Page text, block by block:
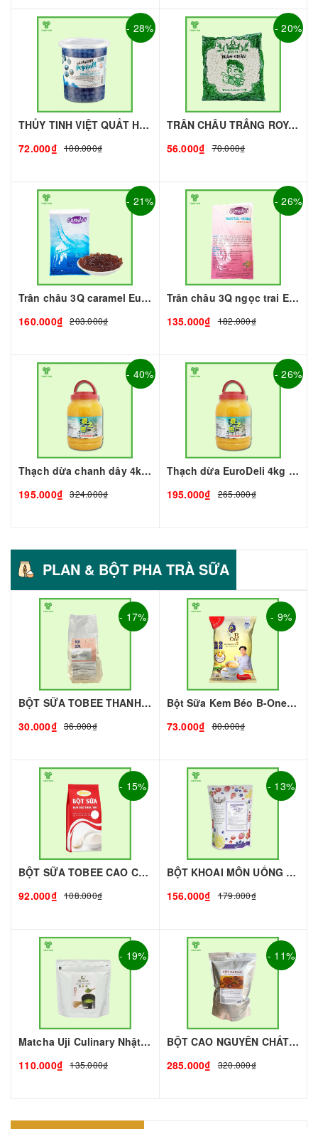
- 28%
THỦY TINH VIỆT QUẤT HÙNG CHƯƠNG - 1kg | Topping làm Trà Sữa - TOBEE FOOD
72.000₫ 100.000₫
- 20%
TRÂN CHÂU TRẮNG ROYAL - 500g - ROYAL | Topping làm Trà Sữa - TOBEE FOOD
56.000₫
70.000₫
- 21%
Trân châu 3Q caramel Eurodeli I Nguyên Liệu Pha Chế - Tobee Food
160.000₫
203.000₫
- 26%
Trân châu 3Q ngọc trai Eurodeli I Nguyên Liệu Pha Chế - Tobee Food
135.000₫
182.000₫
- 40%
Thạch dừa chanh dây 4kg I Nguyên Liệu Pha Chế - Tobee Food
195.000₫
324.000₫
- 26%
Thạch dừa EuroDeli 4kg I Nguyên Liệu Pha Chế - Tobee Food
195.000₫
265.000₫
PLAN & BỘT PHA TRÀ SỮA
- 17%
BỘT SỮA TOBEE THANH VỊ - 300g - TOBEE FOOD | Bột Sữa làm Trà Sữa - TOBEE FOOD
30.000₫ 36.000₫
- 9%
Bột Sữa Kem Béo B-One 1Kg I Nguyên Liệu Pha Chế - Tobee Food
73.000₫
80.000₫
- 15%
BỘT SỮA TOBEE CAO CẤP - 1KG | NGUYÊN LIỆU PHA CHẾ
92.000₫ 108.000₫
- 13%
BỘT KHOAI MÔN UỐNG KING - 1kg - KING | Nguyên liệu pha chế - TOBEE FOOD
156.000₫
179.000₫
- 19%
Matcha Uji Culinary Nhật gói 100gr | Nguyên liệu pha chế - TOBEE FOOD
110.000₫
135.000₫
- 11%
BỘT CAO NGUYÊN CHẤT THƯỢNG HẠNG - 1KG I TOBEE FOOD
285.000₫
320.000₫